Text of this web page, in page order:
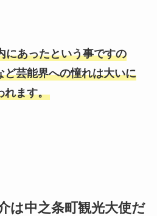
にあったという事ですの
ど芸能界への憧れは大いに
れます。
は中之条町観光大使だ